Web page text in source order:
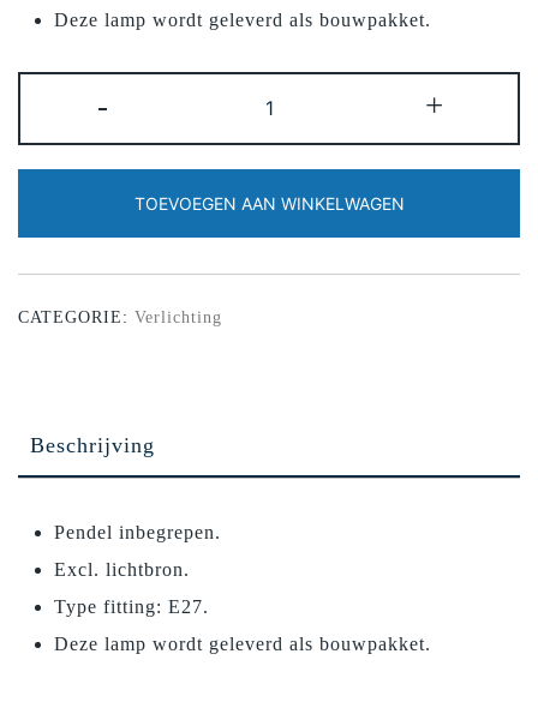
Deze lamp wordt geleverd als bouwpakket.
-
aantal
+
TOEVOEGEN AAN WINKELWAGEN
CATEGORIE: Verlichting
Beschrijving
Pendel inbegrepen.
Excl. lichtbron.
Type fitting: E27.
Deze lamp wordt geleverd als bouwpakket.